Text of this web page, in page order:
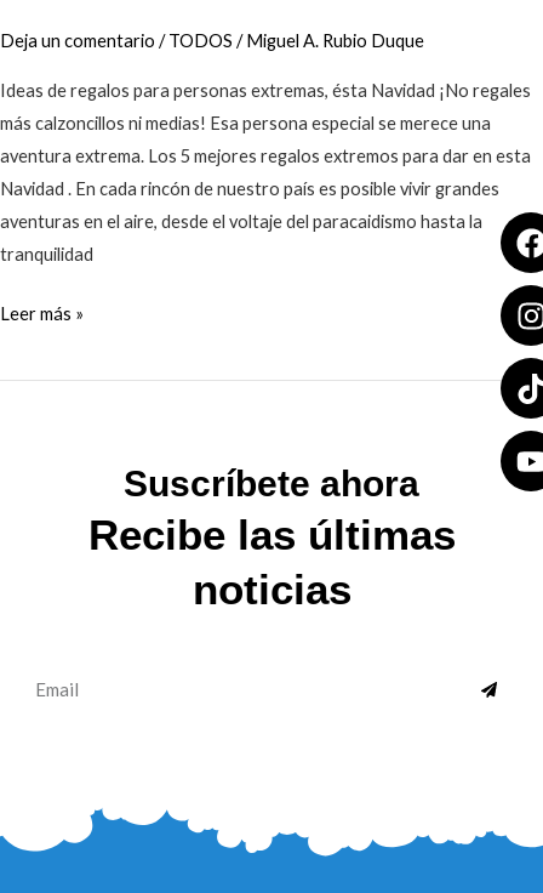
Deja un comentario /TODOS /Miguel A. Rubio Duque
Ideas de regalos para personas extremas, ésta Navidad ¡No regales
más calzoncillos ni medias! Esa persona especial se merece una
aventura extrema. Los 5 mejores regalos extremos para dar en esta
Navidad . En cada rincón de nuestro país es posible vivir grandes
aventuras en el aire, desde el voltaje del paracaidismo hasta la
tranquilidad
Leer más »
Suscríbete ahora
Recibe las últimas
noticias